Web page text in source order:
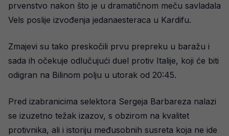
prvenstvo nakon što je u dramatičnom meču savladala
Vels poslije izvođenja jedanaesteraca u Kardifu.
Zmajevi su tako preskočili prvu prepreku u baražu i
sada ih očekuje odlučujući duel protiv Italije, koji će biti
odigran na Bilinom polju u utorak od 20:45.
Pred izabranicima selektora Sergeja Barbareza nalazi
se izuzetno težak izazov, s obzirom na kvalitet
protivnika, ali i istoriju međusobnih susreta koja ne ide